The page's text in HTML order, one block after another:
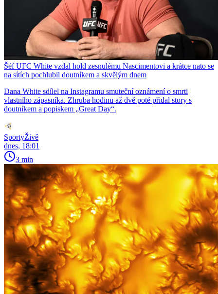
Šéf UFC White vzdal hold zesnulému Nascimentovi a krátce nato se
na sítích pochlubil doutníkem a skvělým dnem
Dana White sdílel na Instagramu smuteční oznámení o smrti
vlastního zápasníka. Zhruba hodinu až dvě poté přidal story s
doutníkem a popiskem „Great Day“.
SportyŽivě
dnes, 18:01
3 min